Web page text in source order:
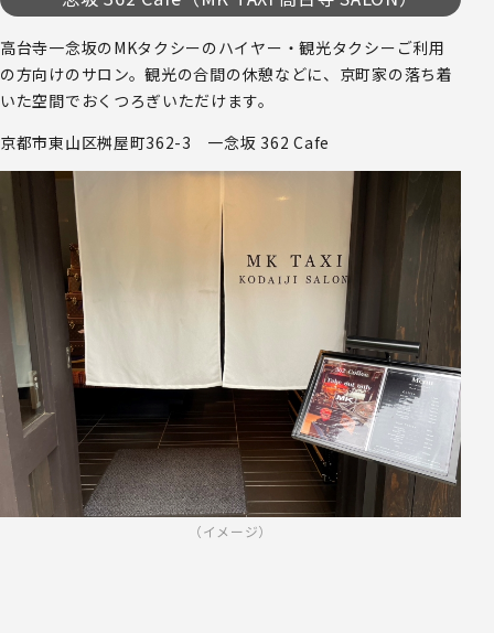
高台寺一念坂のMKタクシーのハイヤー・観光タクシーご利用
の方向けのサロン。観光の合間の休憩などに、京町家の落ち着
いた空間でおくつろぎいただけます。
京都市東山区桝屋町362-3 一念坂 362 Cafe
（イメージ）